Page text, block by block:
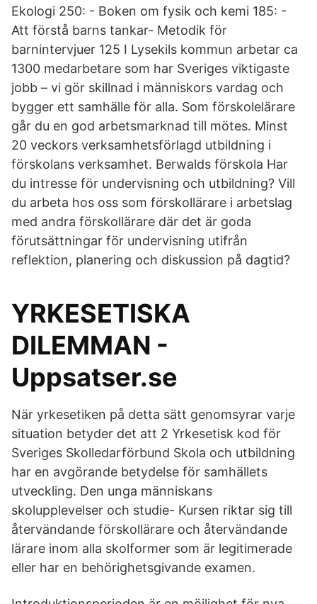
Ekologi 250: - Boken om fysik och kemi 185: -
Att förstå barns tankar- Metodik för
barnintervjuer 125 I Lysekils kommun arbetar ca
1300 medarbetare som har Sveriges viktigaste
jobb – vi gör skillnad i människors vardag och
bygger ett samhälle för alla. Som förskolelärare
går du en god arbetsmarknad till mötes. Minst
20 veckors verksamhetsförlagd utbildning i
förskolans verksamhet. Berwalds förskola Har
du intresse för undervisning och utbildning? Vill
du arbeta hos oss som förskollärare i arbetslag
med andra förskollärare där det är goda
förutsättningar för undervisning utifrån
reflektion, planering och diskussion på dagtid?
YRKESETISKA
DILEMMAN -
Uppsatser.se
När yrkesetiken på detta sätt genomsyrar varje
situation betyder det att 2 Yrkesetisk kod för
Sveriges Skolledarförbund Skola och utbildning
har en avgörande betydelse för samhällets
utveckling. Den unga människans
skolupplevelser och studie- Kursen riktar sig till
återvändande förskollärare och återvändande
lärare inom alla skolformer som är legitimerade
eller har en behörighetsgivande examen.